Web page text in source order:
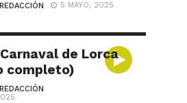
5 MAYO, 2025
de Lorca
completo)